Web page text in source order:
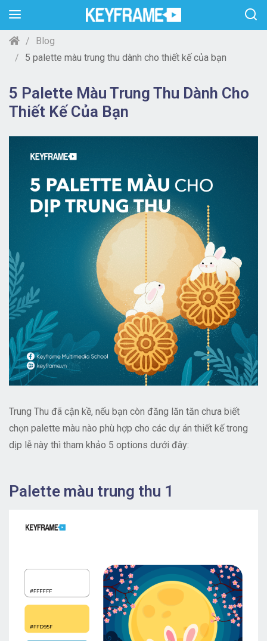
Blog
5 palette màu trung thu dành cho thiết kế của bạn
5 Palette Màu Trung Thu Dành Cho
Thiết Kế Của Bạn
Trung Thu đã cận kề, nếu bạn còn đăng lăn tăn chưa biết
chọn palette màu nào phù hợp cho các dự án thiết kế trong
dịp lễ này thì tham khảo 5 options dưới đây:
Palette màu trung thu 1